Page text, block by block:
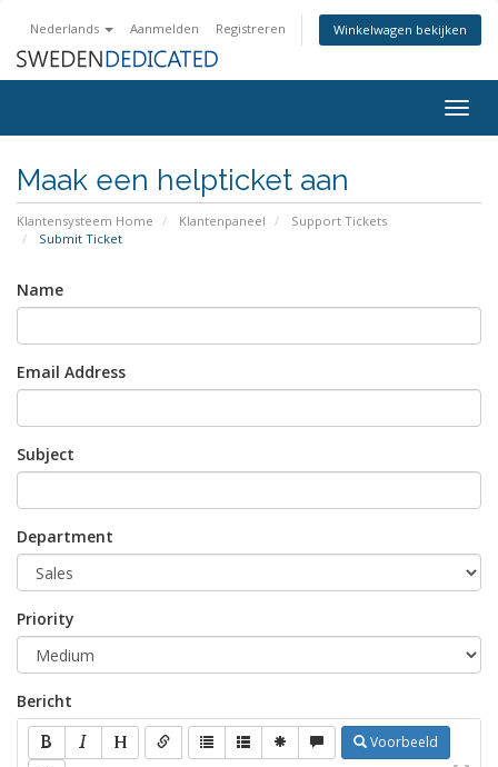
Nederlands Aanmelden Registreren Winkelwagen bekijken
Maak een helpticket aan
Klantensysteem Home Klantenpaneel
Support Tickets
Submit Ticket
Name
Email Address
Subject
Department
Priority
Bericht
Voorbeeld